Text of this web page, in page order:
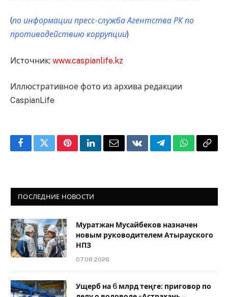
(по информации пресс-служба Агентства РК по
противодействию коррупции)
Источник: www.caspianlife.kz
Иллюстративное фото из архива редакции
CaspianLife
FacebookTwitterPinterestLinkedInEmailVKontakteTelegramWhatsApp
Copy
ПОСЛЕДНИЕ НОВОСТИ
Муратжан Мусайбеков назначен
новым руководителем Атырауского
НПЗ
07.08.2026
Ущерб на 6 млрд теңге: приговор по